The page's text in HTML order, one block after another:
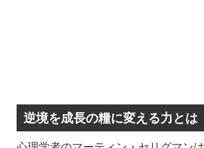
逆境を成長の糧に変える力とは